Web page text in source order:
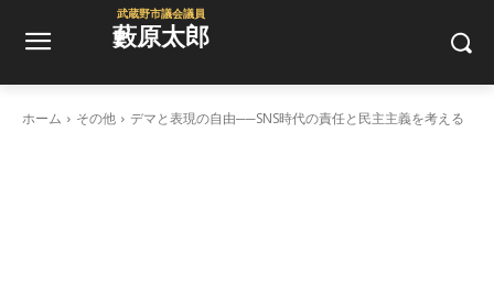
武蔵野市議会議員
藪原太郎
ホーム その他 デマと表現の自由──SNS時代の責任と民主主義を考える